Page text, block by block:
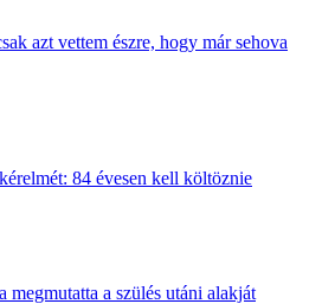
azt vettem észre, hogy már sehova
84 évesen kell költöznie
megmutatta a szülés utáni alakját